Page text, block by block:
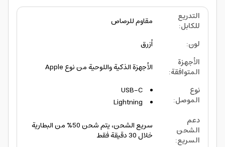
التدريع
للكابل:
مقاوم للرصاص
لون:
أزرق
الأجهزة
المتوافقة:
الأجهزة الذكية واللوحية من نوع Apple
نوع
الموصل:
USB-C
Lightning
دعم
الشحن
السريع:
سريع الشحن، يتم شحن 50% من البطارية
خلال 30 دقيقة فقط